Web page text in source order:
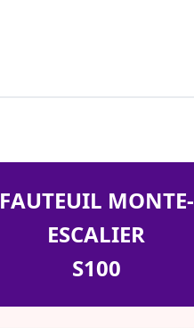
FAUTEUIL MONTE-
ESCALIER
S100